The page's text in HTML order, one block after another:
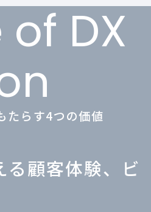
DX
たらす4つの価値
る顧客体験、ビ